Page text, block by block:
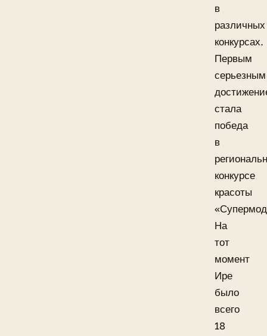
в
различных
конкурсах.
Первым
серьезным
стала
победа
в
конкурсе
красоты
На
тот
момент
Ире
было
всего
18